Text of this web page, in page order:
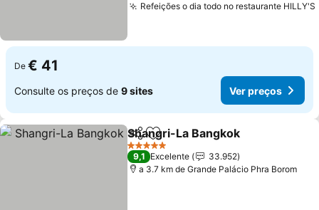
Refeições o dia todo no restaurante HILLY'S
De € 41
Consulte os preços de 9 sites Ver preços
PartilharAdicionar aos favoritos
Shangri-La Bangkok
5 Estrelas
9,1 Excelente
33.952
a 3.7 km de Grande Palácio Phra Borom